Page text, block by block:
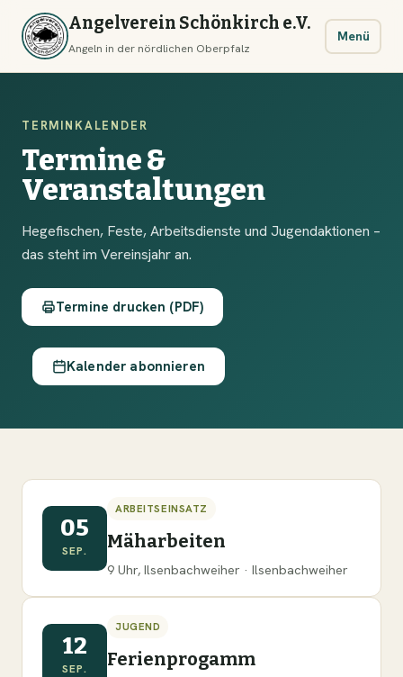
Angelverein Schönkirch e.V.
Angeln in der nördlichen Oberpfalz
Menü
TERMINKALENDER
Termine &
Veranstaltungen
Hegefischen, Feste, Arbeitsdienste und Jugendaktionen –
das steht im Vereinsjahr an.
Termine drucken (PDF)
Kalender abonnieren
05
SEP.
ARBEITSEINSATZ
Mäharbeiten
9 Uhr, Ilsenbachweiher · Ilsenbachweiher
12
SEP.
JUGEND
Ferienprogamm